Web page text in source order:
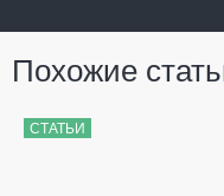
Похожие
СТАТЬИ